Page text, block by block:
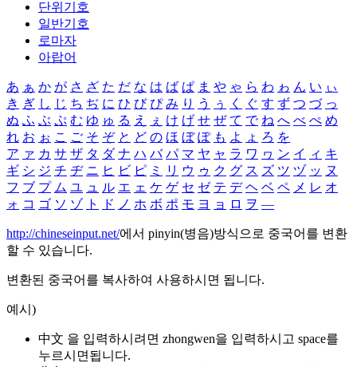
단위기호
일반기호
로마자
아랍어
あ ぁ か が さ ざ た だ な は ば ぱ ま や ゃ ら わ ゎ ん い ぃ
き ぎ し じ ち ぢ に ひ び ぴ み り う ぅ く ぐ す ず つ づ っ
ぬ ふ ぶ ぷ む ゆ ゅ る え ぇ け げ せ ぜ て で ね へ べ ぺ め
れ お ぉ こ ご そ ぞ と ど の ほ ぼ ぽ も よ ょ ろ を
ア ァ カ サ ザ タ ダ ナ ハ バ パ マ ヤ ャ ラ ワ ヮ ン イ ィ キ
ギ シ ジ チ ヂ ニ ヒ ビ ピ ミ リ ウ ゥ ク グ ス ズ ツ ヅ ッ ヌ
フ ブ プ ム ユ ュ ル エ ェ ケ ゲ セ ゼ テ デ ヘ ベ ペ メ レ オ
ォ コ ゴ ソ ゾ ト ド ノ ホ ボ ポ モ ヨ ョ ロ ヲ ―
http://chineseinput.net/에서 pinyin(병음)방식으로 중국어를 변환
할 수 있습니다.
변환된 중국어를 복사하여 사용하시면 됩니다.
예시)
中文 을 입력하시려면 zhongwen을 입력하시고 space를
누르시면됩니다.